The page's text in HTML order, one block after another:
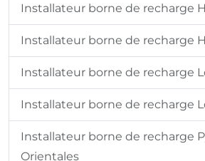
Installateur borne de recharge
Installateur borne de recharge
Installateur borne de recharge
Installateur borne de recharge
Installateur borne de recharge
Orientales